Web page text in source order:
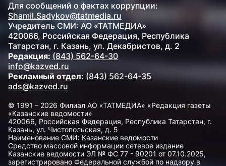
Для сообщений о фактах коррупции:
Shamil.Sadykov@tatmedia.ru
Учредитель СМИ: АО «ТАТМЕДИА»
420066, Российская Федерация, Республика
Татарстан, г. Казань, ул. Декабристов, д. 2
Редакция: (843) 562-64-30
info@kazved.ru
Рекламный отдел: (843) 562-64-35
ads@kazved.ru
© 1991 – 2026 Филиал АО «ТАТМЕДИА» «Редакция газеты
«Казанские ведомости»
420066, Российская Федерация, Республика Татарстан, г.
Казань, ул. Чистопольская, д. 5
Наименование СМИ: Казанские ведомости
Средство массовой информации сетевое издание
Казанские ведомости ЭЛ № ФС 77 - 90201 от 07.10.2025,
зарегистрировано Федеральной службой по надзору в